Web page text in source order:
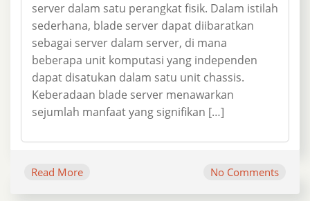
server dalam satu perangkat fisik. Dalam istilah
sederhana, blade server dapat diibaratkan
sebagai server dalam server, di mana
beberapa unit komputasi yang independen
dapat disatukan dalam satu unit chassis.
Keberadaan blade server menawarkan
sejumlah manfaat yang signifikan […]
Read More No Comments